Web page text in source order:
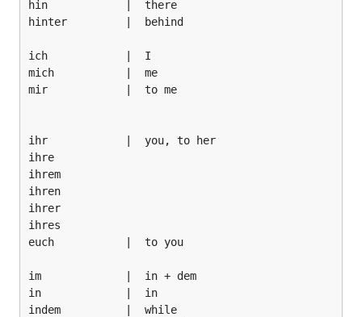
hin            |  there
hinter         |  behind
ich            |  I
mich           |  me
mir            |  to me
ihr            |  you, to her
ihre
ihrem
ihren
ihrer
ihres
euch           |  to you
im             |  in + dem
in             |  in
indem          |  while